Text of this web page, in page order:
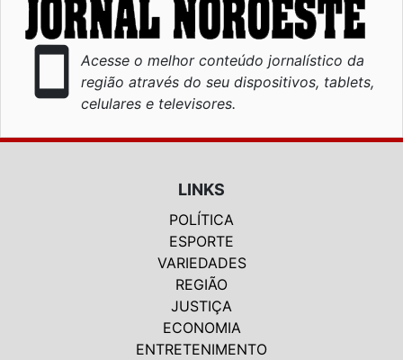
smartphone
Acesse o melhor conteúdo jornalístico da
região através do seu dispositivos, tablets,
celulares e televisores.
LINKS
POLÍTICA
ESPORTE
VARIEDADES
REGIÃO
JUSTIÇA
ECONOMIA
ENTRETENIMENTO